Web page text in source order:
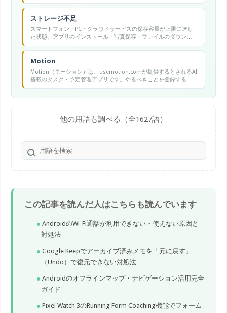
ストレージ不足
スマートフォン・PC・クラウドサービスの保存容量が上限に達し
た状態。アプリのインストール・写真保存・ファイルのダウンロ
ードができなくなる原因の一つ。
Motion
Motion（モーション）は、usemotion.comが提供するとされるAI
搭載のタスク・予定管理アプリです。やるべきことを登録する
と、締切や優先度をもとにAIが自動でカレンダーに予定を割り付け
他の用語も調べる（全1627語）
この記事を読んだ人はこちらも読んでいます
AndroidのWi-Fi通話が利用できない・使えない原因と
対処法
Google Keepでアーカイブ済みメモを「元に戻す」
（Undo）で復元できない対処法
Androidのオフラインマップ・ナビゲーション活用完全
ガイド
Pixel Watch 3のRunning Form Coaching機能でフォーム